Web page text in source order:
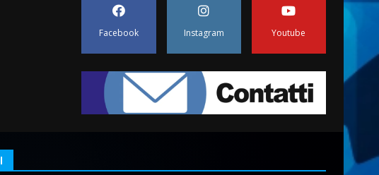
5 Agosto 2026 06:10
pronta a tornare in Consiglio
comunale
6 Agosto 2026 08:00
Facebook Instagram Youtube